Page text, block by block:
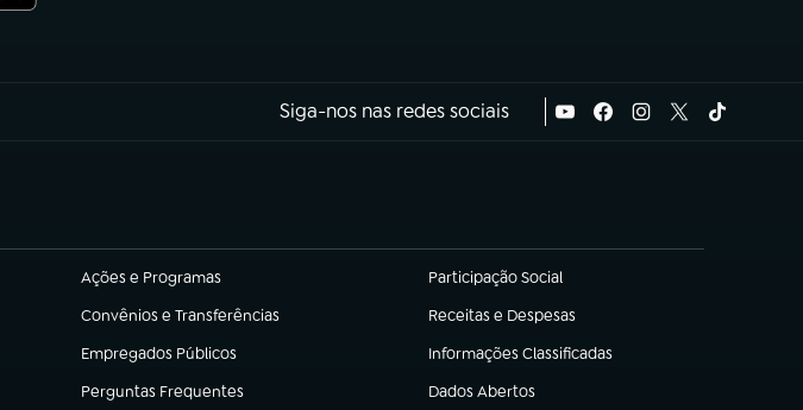
Siga-nos nas redes sociais
Ações e Programas
(abre em nova aba) Participação Social
(abre em nova aba)
Convênios e Transferências
(abre em nova aba) Receitas e Despesas
(abre em nova aba)
Empregados Públicos
(abre em nova aba) Informações Classificadas
(abre em nova aba)
Perguntas Frequentes
(abre em nova aba) Dados Abertos
(abre em nova aba)